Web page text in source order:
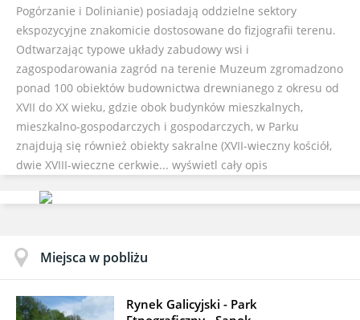
Pogórzanie i Dolinianie) posiadają oddzielne sektory
ekspozycyjne znakomicie dostosowane do fizjografii terenu.
Odtwarzając typowe układy zabudowy wsi i
zagospodarowania zagród na terenie Muzeum zgromadzono
ponad 100 obiektów budownictwa drewnianego z okresu od
XVII do XX wieku, gdzie obok budynków mieszkalnych,
mieszkalno-gospodarczych i gospodarczych, w Parku
znajdują się również obiekty sakralne (XVII-wieczny kościół,
dwie XVIII-wieczne cerkwie... wyświetl cały opis
Miejsca w pobliżu
Rynek Galicyjski - Park